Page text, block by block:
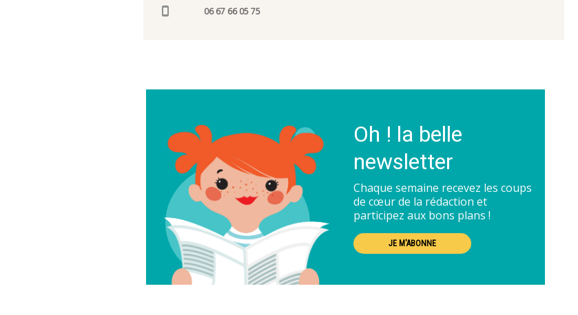
06 67 66 05 75
Oh ! la belle
newsletter
Chaque semaine recevez les coups
de cœur de la rédaction et
participez aux bons plans !
JE M'ABONNE